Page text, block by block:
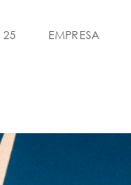
25 EMPRESA